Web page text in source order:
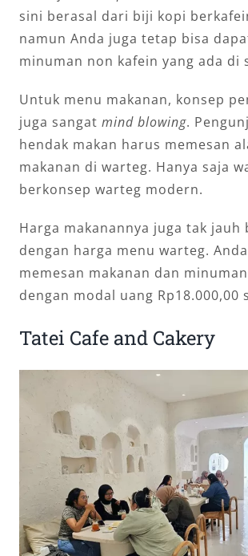
sini berasal dari biji kopi
namun Anda juga tetap bisa
minuman non kafein yang ada di
Untuk menu makanan, konsep
juga sangat mind blowing.
hendak makan harus memesan
makanan di warteg. Hanya saja
berkonsep warteg modern.
Harga makanannya juga tak jauh
dengan harga menu warteg.
memesan makanan dan
dengan modal uang Rp18.000,00
Tatei Cafe and Cakery